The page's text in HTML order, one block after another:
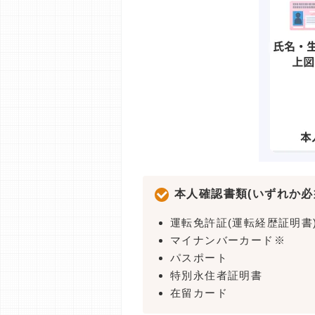
本人確認書類(いずれか
運転免許証(運転経歴証明
マイナンバーカード※
パスポート
特別永住者証明書
在留カード